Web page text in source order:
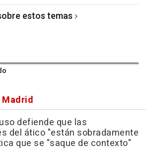
estos temas
Madrid
defiende que las
del ático "están sobradamente
que se "saque de contexto"